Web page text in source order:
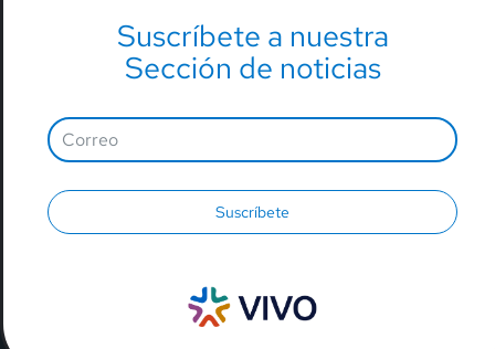
Suscríbete a nuestra
Sección de noticias
Suscríbete